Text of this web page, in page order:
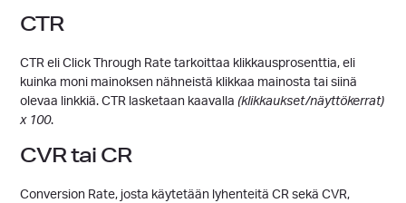
CTR
CTR eli Click Through Rate tarkoittaa klikkausprosenttia, eli
kuinka moni mainoksen nähneistä klikkaa mainosta tai siinä
olevaa linkkiä. CTR lasketaan kaavalla(klikkaukset/näyttökerrat)
x 100.
CVR tai CR
Conversion Rate, josta käytetään lyhenteitä CR sekä CVR,